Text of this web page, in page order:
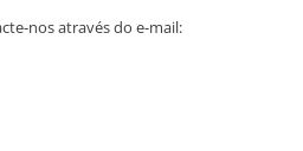
nos através do e-mail: